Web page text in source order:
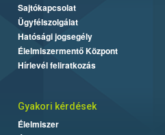
Sajtókapcsolat
Ügyfélszolgálat
Hatósági jogsegély
Élelmiszermentő Központ
Hírlevél feliratkozás
Gyakori kérdések
Élelmiszer